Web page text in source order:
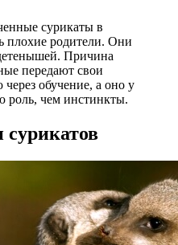
сурикаты в
плохие родители. Они
Причина
передают свои
обучение, а оно у
роль, чем инстинкты.
сурикатов